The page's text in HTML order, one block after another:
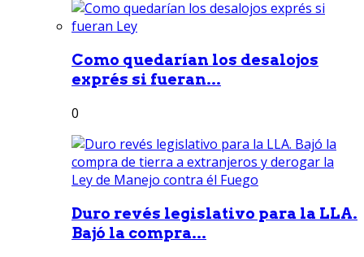
Como quedarían los desalojos
exprés si fueran...
0
Duro revés legislativo para la LLA.
Bajó la compra...